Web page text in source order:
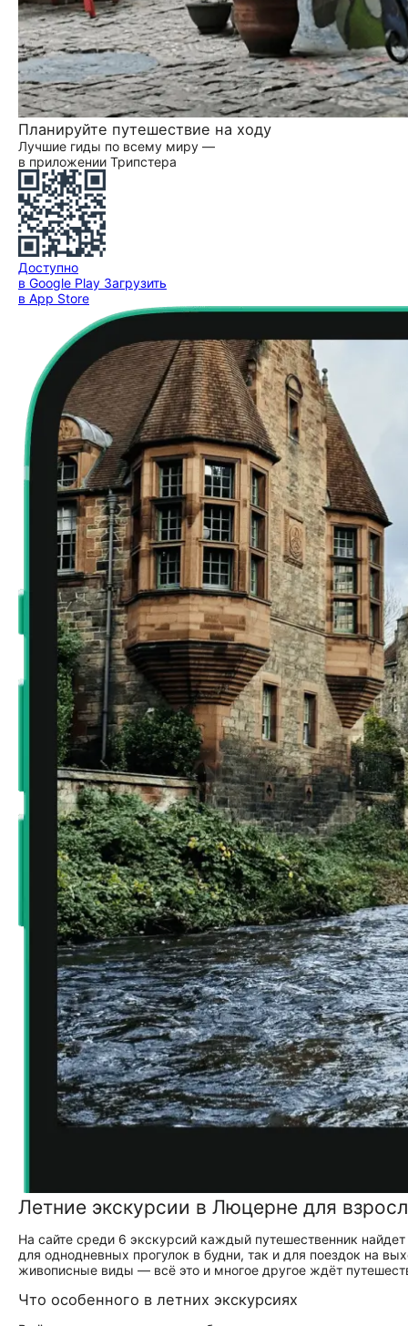
Планируйте путешествие на ходу
Лучшие гиды по всему миру —
в приложении Трипстера
Доступно
в Google Play Загрузить
в App Store
Летние экскурсии в Люцерне для
На сайте среди 6 экскурсий каждый путешественник
для однодневных прогулок в будни, так и для поездок на
живописные виды — всё это и многое другое ждёт
Что особенного в летних экскурсиях